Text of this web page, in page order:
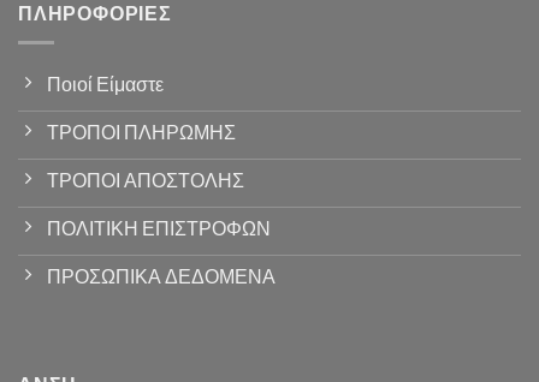
ΠΛΗΡΟΦΟΡΊΕΣ
Ποιοί Είμαστε
ΤΡΟΠΟΙ ΠΛΗΡΩΜΗΣ
ΤΡΟΠΟΙ ΑΠΟΣΤΟΛΗΣ
ΠΟΛΙΤΙΚΗ ΕΠΙΣΤΡΟΦΩΝ
ΠΡΟΣΩΠΙΚΑ ΔΕΔΟΜΕΝΑ